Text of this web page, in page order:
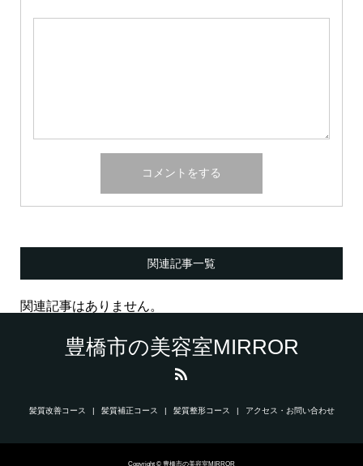
関連記事一覧
関連記事はありません。
豊橋市の美容室MIRROR
髪質改善コース 髪質補正コース 髪質整形コース アクセス・お問い合わせ
Copyright © 豊橋市の美容室MIRROR